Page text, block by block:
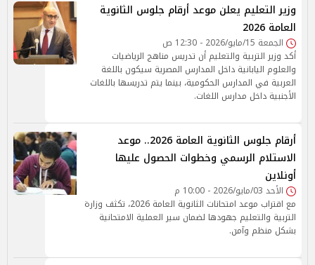
وزير التعليم يعلن موعد أرقام جلوس الثانوية
العامة 2026
الجمعة 15/مايو/2026 - 12:30 ص
أكد وزير التربية والتعليم أن تدريس مناهج الرياضيات
والعلوم اليابانية داخل المدارس المصرية سيكون باللغة
العربية في المدارس الحكومية، بينما يتم تدريسها باللغات
الأجنبية داخل مدارس اللغات.
أرقام جلوس الثانوية العامة 2026.. موعد
الاستلام الرسمي وخطوات الحصول عليها
أونلاين
الأحد 03/مايو/2026 - 10:00 م
مع اقتراب موعد امتحانات الثانوية العامة 2026، تكثف وزارة
التربية والتعليم جهودها لضمان سير العملية الامتحانية
بشكل منظم وآمن.